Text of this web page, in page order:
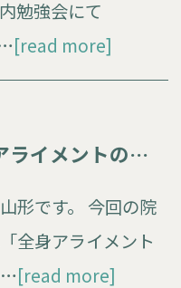
勉強会にて
[read more]
院内勉強会「全身アライメントの計測」
形です。 今回の院
全身アライメント
…[read more]